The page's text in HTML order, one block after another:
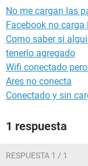
No me cargan las
Facebook no
Como saber si
tenerlo agregado
Wifi conectado
Ares no conecta
Conectado y sin
1 respuesta
RESPUESTA 1 / 1